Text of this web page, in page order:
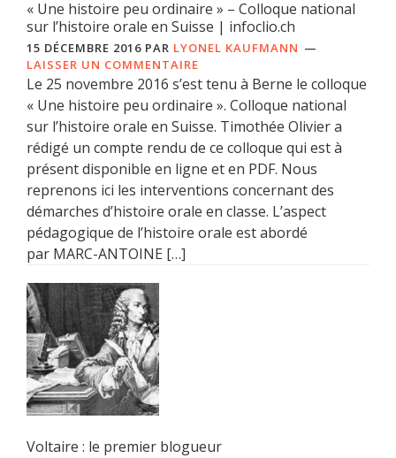
« Une histoire peu ordinaire » – Colloque national
sur l’histoire orale en Suisse | infoclio.ch
15 DÉCEMBRE 2016 PAR LYONEL KAUFMANN
LAISSER UN COMMENTAIRE
Le 25 novembre 2016 s’est tenu à Berne le colloque
« Une histoire peu ordinaire ». Colloque national
sur l’histoire orale en Suisse. Timothée Olivier a
rédigé un compte rendu de ce colloque qui est à
présent disponible en ligne et en PDF. Nous
reprenons ici les interventions concernant des
démarches d’histoire orale en classe. L’aspect
pédagogique de l’histoire orale est abordé
par MARC-ANTOINE […]
Voltaire : le premier blogueur